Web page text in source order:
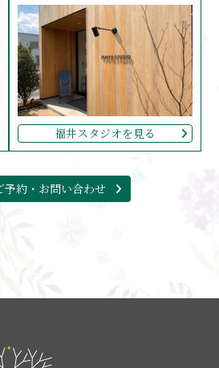
福井スタジオを見る
予約・お問い合わせ